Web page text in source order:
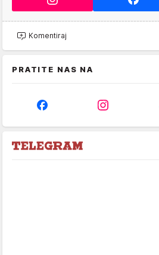
Komentiraj
PRATITE NAS NA